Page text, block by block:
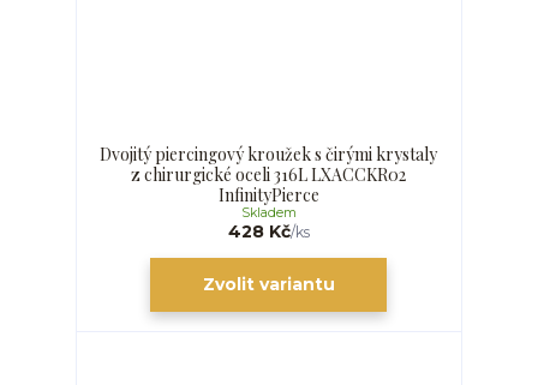
Dvojitý piercingový kroužek s čirými krystaly
z chirurgické oceli 316L LXACCKR02
InfinityPierce
428 Kč/ks
Skladem
Zvolit variantu